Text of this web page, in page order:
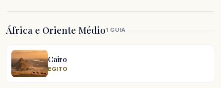
África e Oriente Médio1 GUIA
Cairo
EGITO